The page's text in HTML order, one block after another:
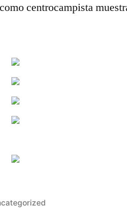
centrocampista